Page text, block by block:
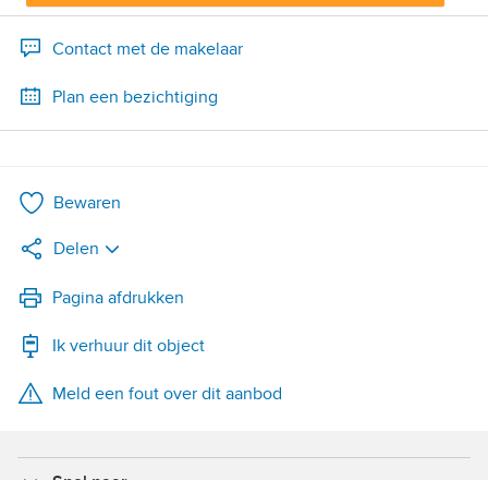
Contact met de makelaar
Plan een bezichtiging
Bewaren
Delen
LinkedIn
WhatsApp
X
Pagina afdrukken
Ik verhuur dit object
Meld een fout over dit aanbod